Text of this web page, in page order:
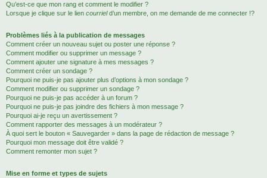
Qu’est-ce que mon rang et comment le modifier ?
Lorsque je clique sur le lien courrield’un membre, on me demande de me connecter !?
Problèmes liés à la publication de messages
Comment créer un nouveau sujet ou poster une réponse ?
Comment modifier ou supprimer un message ?
Comment ajouter une signature à mes messages ?
Comment créer un sondage ?
Pourquoi ne puis-je pas ajouter plus d’options à mon sondage ?
Comment modifier ou supprimer un sondage ?
Pourquoi ne puis-je pas accéder à un forum ?
Pourquoi ne puis-je pas joindre des fichiers à mon message ?
Pourquoi ai-je reçu un avertissement ?
Comment rapporter des messages à un modérateur ?
À quoi sert le bouton « Sauvegarder » dans la page de rédaction de message ?
Pourquoi mon message doit être validé ?
Comment remonter mon sujet ?
Mise en forme et types de sujets